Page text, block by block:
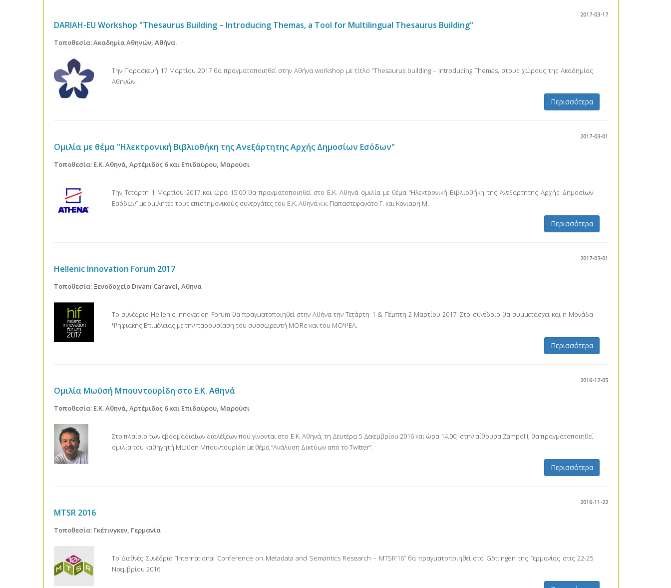
2017-03-17
DARIAH-EU Workshop "Thesaurus Building – Introducing Themas, a Tool for Multilingual Thesaurus Building"
Τοποθεσία: Ακαδημία Αθηνών, Αθήνα.
Την Παρασκευή 17 Μαρτίου 2017 θα πραγματοποιηθεί στην Αθήνα workshop με τίτλο “Thesaurus building – Introducing Themas, στους χώρους της Ακαδημίας
Αθηνών.
Περισσότερα
2017-03-01
Ομιλία με θέμα "Ηλεκτρονική Βιβλιοθήκη της Ανεξάρτητης Αρχής Δημοσίων Εσόδων"
Τοποθεσία: Ε.Κ. Αθηνά, Αρτέμιδος 6 και Επιδαύρου, Μαρούσι
Την Τετάρτη 1 Μαρτίου 2017 και ώρα 15:00 θα πραγματοποιηθεί στο Ε.Κ. Αθηνά ομιλία με θέμα “Ηλεκτρονική Βιβλιοθήκη της Ανεξάρτητης Αρχής Δημοσίων
Εσόδων” με ομιλητές τους επιστημονικούς συνεργάτες του Ε.Κ. Αθηνά κ.κ. Παπαστεφανάτο Γ. και Κονιαρη Μ.
Περισσότερα
2017-03-01
Hellenic Innovation Forum 2017
Τοποθεσία: Ξενοδοχείο Divani Caravel, Αθηνα
Το συνέδριο Hellenic Innovation Forum θα πραγματοποιηθεί στην Αθήνα την Τετάρτη 1 & Πέμπτη 2 Μαρτίου 2017. Στο συνέδριο θα συμμετάσχει και η Μονάδα
Ψηφιακής Επιμέλειας με την παρουσίαση του συσσωρευτή MORe και του ΜΟΨΕΑ.
Περισσότερα
2016-12-05
Ομιλία Μωϋσή Μπουντουρίδη στο Ε.Κ. Αθηνά
Τοποθεσία: Ε.Κ. Αθηνά, Αρτέμιδος 6 και Επιδαύρου, Μαρούσι
Στο πλαίσιο των εβδομαδιαίων διαλέξεων που γίνονται στο Ε.Κ. Αθηνά, τη Δευτέρα 5 Δεκεμβρίου 2016 και ώρα 14.00, στην αίθουσα Zampolli, θα πραγματοποιηθεί
ομιλία του καθηγητή Μωϋσή Μπουντουρίδη με θέμα “Ανάλυση Δικτύων από το Twitter”.
Περισσότερα
2016-11-22
MTSR 2016
Τοποθεσία: Γκέτινγκεν, Γερμανία
Το Διεθνές Συνέδριο “International Conference on Metadata and Semantics Research – MTSR’16” θα πραγματοποιηθεί στο Göttingen της Γερμανίας στις 22-25
Νοεμβρίου 2016.